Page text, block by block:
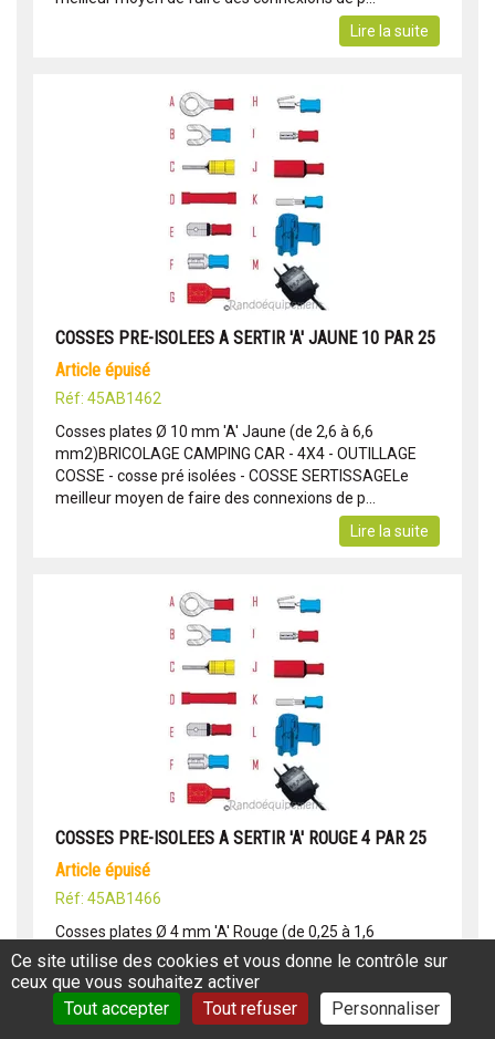
Lire la suite
COSSES PRE-ISOLEES A SERTIR 'A' JAUNE 10 PAR 25
article épuisé
Réf: 45AB1462
Cosses plates Ø 10 mm 'A' Jaune (de 2,6 à 6,6
mm2)BRICOLAGE CAMPING CAR - 4X4 - OUTILLAGE
COSSE - cosse pré isolées - COSSE SERTISSAGELe
meilleur moyen de faire des connexions de p...
Lire la suite
COSSES PRE-ISOLEES A SERTIR 'A' ROUGE 4 PAR 25
article épuisé
Réf: 45AB1466
Cosses plates Ø 4 mm 'A' Rouge (de 0,25 à 1,6
mm2)BRICOLAGE CAMPING CAR - 4X4 - OUTILLAGE
COSSE - cosse pré isolées - COSSE SERTISSAGELe
meilleur moyen de faire des connexions de p...
Ce site utilise des cookies et vous donne le contrôle sur
ceux que vous souhaitez activer
Tout accepter
Tout refuser Personnaliser